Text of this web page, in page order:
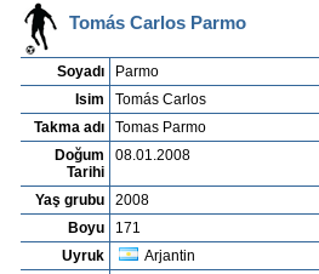
Tomás Carlos Parmo
Soyadı
Parmo
Isim
Tomás Carlos
Takma adı
Tomas Parmo
Doğum
Tarihi
08.01.2008
Yaş grubu
2008
Boyu
171
Uyruk
Arjantin